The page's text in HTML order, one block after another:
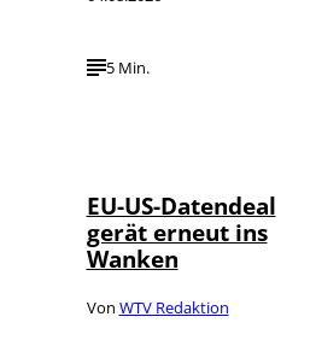
5 Min.
EU-US-Datendeal
gerät erneut ins
Wanken
Von WTV Redaktion